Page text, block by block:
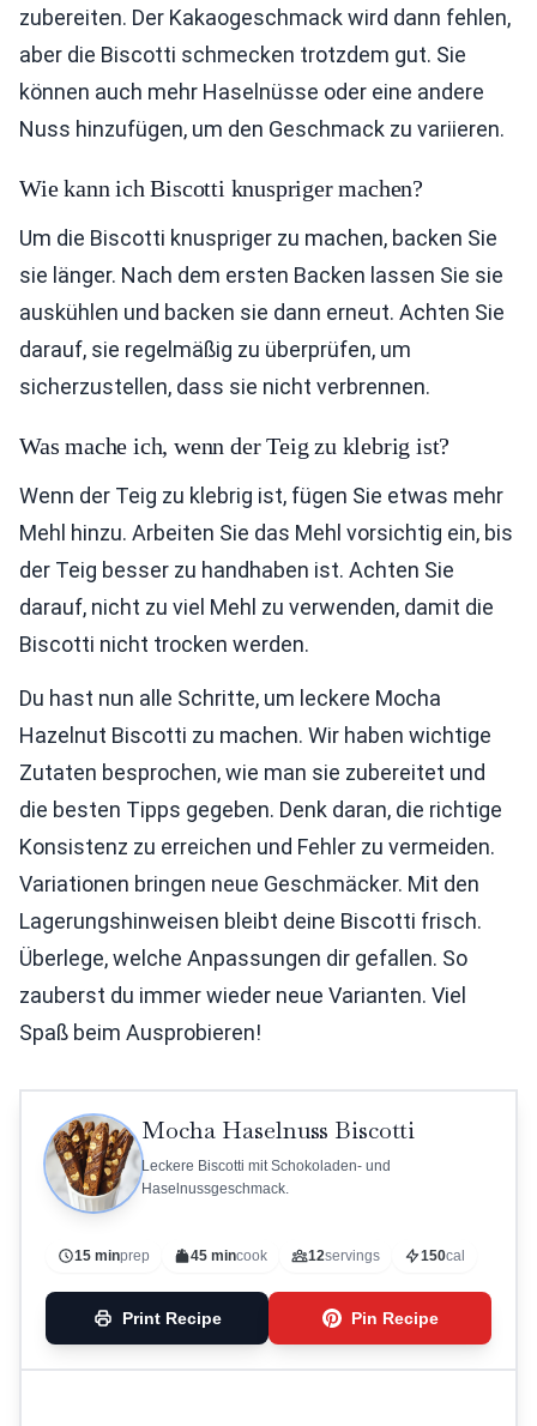
zubereiten. Der Kakaogeschmack wird dann fehlen,
aber die Biscotti schmecken trotzdem gut. Sie
können auch mehr Haselnüsse oder eine andere
Nuss hinzufügen, um den Geschmack zu variieren.
Wie kann ich Biscotti knuspriger machen?
Um die Biscotti knuspriger zu machen, backen Sie
sie länger. Nach dem ersten Backen lassen Sie sie
auskühlen und backen sie dann erneut. Achten Sie
darauf, sie regelmäßig zu überprüfen, um
sicherzustellen, dass sie nicht verbrennen.
Was mache ich, wenn der Teig zu klebrig ist?
Wenn der Teig zu klebrig ist, fügen Sie etwas mehr
Mehl hinzu. Arbeiten Sie das Mehl vorsichtig ein, bis
der Teig besser zu handhaben ist. Achten Sie
darauf, nicht zu viel Mehl zu verwenden, damit die
Biscotti nicht trocken werden.
Du hast nun alle Schritte, um leckere Mocha
Hazelnut Biscotti zu machen. Wir haben wichtige
Zutaten besprochen, wie man sie zubereitet und
die besten Tipps gegeben. Denk daran, die richtige
Konsistenz zu erreichen und Fehler zu vermeiden.
Variationen bringen neue Geschmäcker. Mit den
Lagerungshinweisen bleibt deine Biscotti frisch.
Überlege, welche Anpassungen dir gefallen. So
zauberst du immer wieder neue Varianten. Viel
Spaß beim Ausprobieren!
Mocha Haselnuss Biscotti
Leckere Biscotti mit Schokoladen- und
Haselnussgeschmack.
15 minprep 45 mincook 12servings 150cal
Print Recipe Pin Recipe